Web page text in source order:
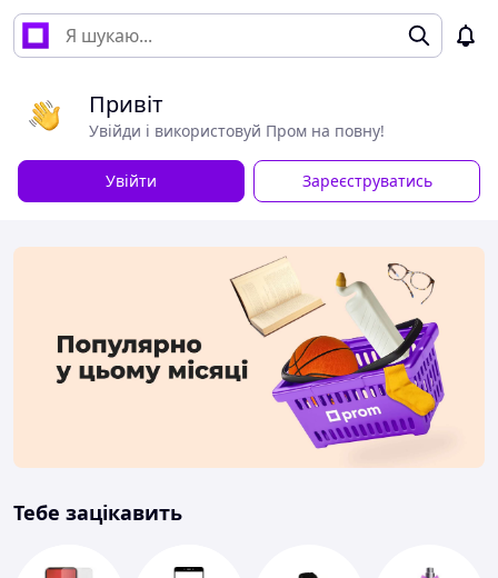
Привіт
Увійди і використовуй Пром на повну!
Увійти Зареєструватись
Тебе зацікавить